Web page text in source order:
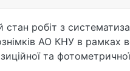
робіт з
АО КНУ в рамках
та